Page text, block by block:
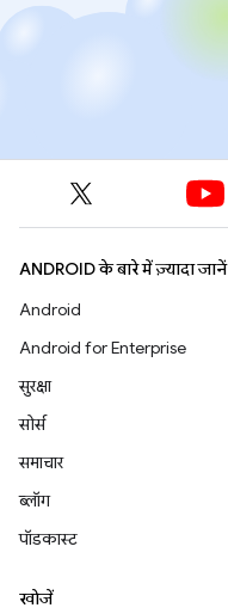
ANDROID के बारे में ज़्यादा जानें
Android
Android for Enterprise
सुरक्षा
सोर्स
समाचार
ब्लॉग
पॉडकास्ट
खोजें